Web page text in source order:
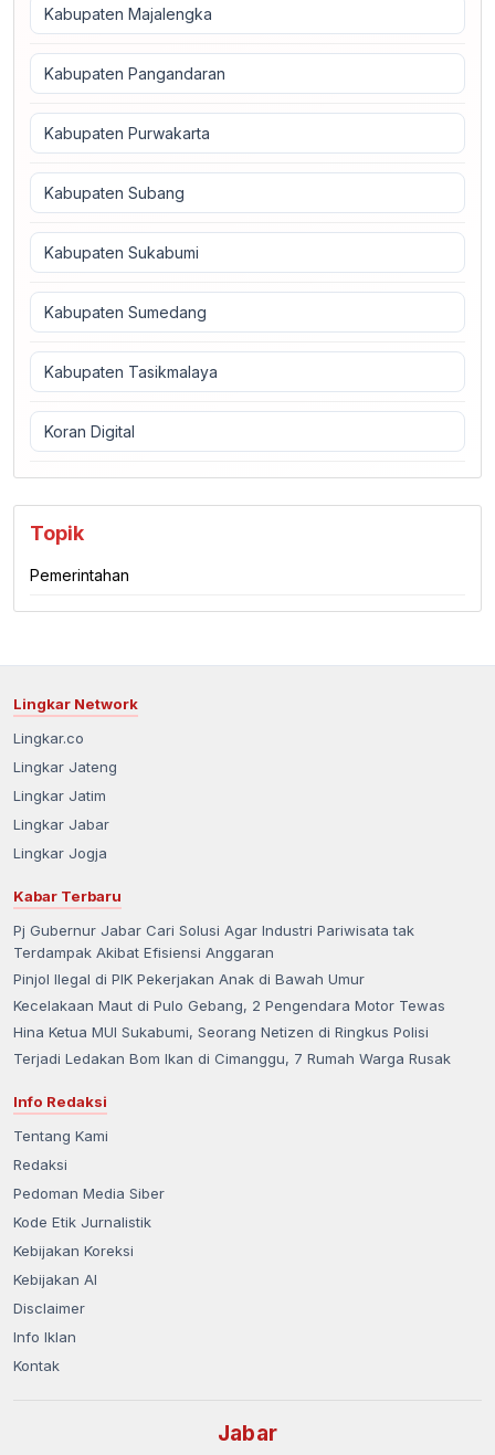
Kabupaten Majalengka
Kabupaten Pangandaran
Kabupaten Purwakarta
Kabupaten Subang
Kabupaten Sukabumi
Kabupaten Sumedang
Kabupaten Tasikmalaya
Koran Digital
Topik
Pemerintahan
Lingkar Network
Lingkar.co
Lingkar Jateng
Lingkar Jatim
Lingkar Jabar
Lingkar Jogja
Kabar Terbaru
Pj Gubernur Jabar Cari Solusi Agar Industri Pariwisata tak
Terdampak Akibat Efisiensi Anggaran
Pinjol Ilegal di PIK Pekerjakan Anak di Bawah Umur
Kecelakaan Maut di Pulo Gebang, 2 Pengendara Motor Tewas
Hina Ketua MUI Sukabumi, Seorang Netizen di Ringkus Polisi
Terjadi Ledakan Bom Ikan di Cimanggu, 7 Rumah Warga Rusak
Info Redaksi
Tentang Kami
Redaksi
Pedoman Media Siber
Kode Etik Jurnalistik
Kebijakan Koreksi
Kebijakan AI
Disclaimer
Info Iklan
Kontak
Jabar